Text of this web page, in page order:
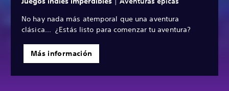
No hay nada más atemporal que una aventura
clásica... ¿Estás listo para comenzar tu aventura?
Más información